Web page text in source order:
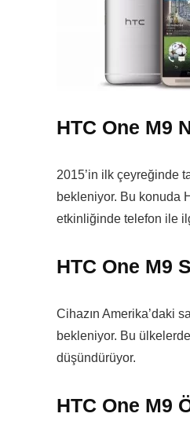
HTC One M9
2015’in ilk çeyreğinde
bekleniyor. Bu konuda
etkinliğinde telefon ile
HTC One M9
Cihazın Amerika’daki
bekleniyor. Bu
düşündürüyor.
HTC One M9